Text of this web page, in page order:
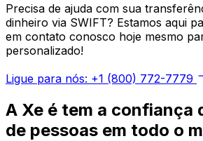
Precisa de ajuda com sua
dinheiro via SWIFT? Estamos aqui
em contato conosco hoje mesmo
personalizado!
Ligue para nós: +1 (800) 772-7779
A Xe é tem a confiança
de pessoas em todo o